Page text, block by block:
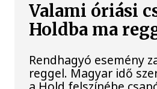
Valami óriási
Holdba ma
Rendhagyó esemény
reggel. Magyar idő